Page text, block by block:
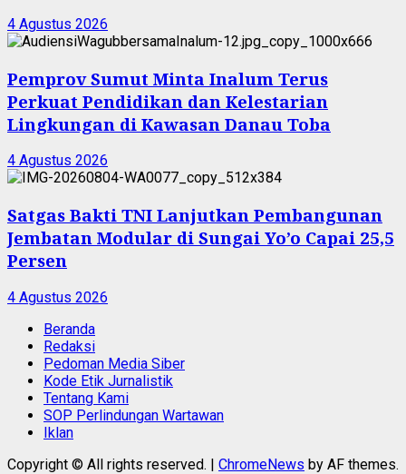
4 Agustus 2026
Pemprov Sumut Minta Inalum Terus
Perkuat Pendidikan dan Kelestarian
Lingkungan di Kawasan Danau Toba
4 Agustus 2026
Satgas Bakti TNI Lanjutkan Pembangunan
Jembatan Modular di Sungai Yo’o Capai 25,5
Persen
4 Agustus 2026
Beranda
Redaksi
Pedoman Media Siber
Kode Etik Jurnalistik
Tentang Kami
SOP Perlindungan Wartawan
Iklan
Copyright © All rights reserved. | ChromeNews by AF themes.